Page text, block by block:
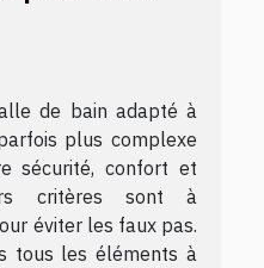
de bain adapté à
plus complexe
sécurité, confort et
critères sont à
éviter les faux pas.
tous les éléments à